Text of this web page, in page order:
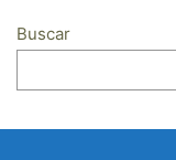
Buscar